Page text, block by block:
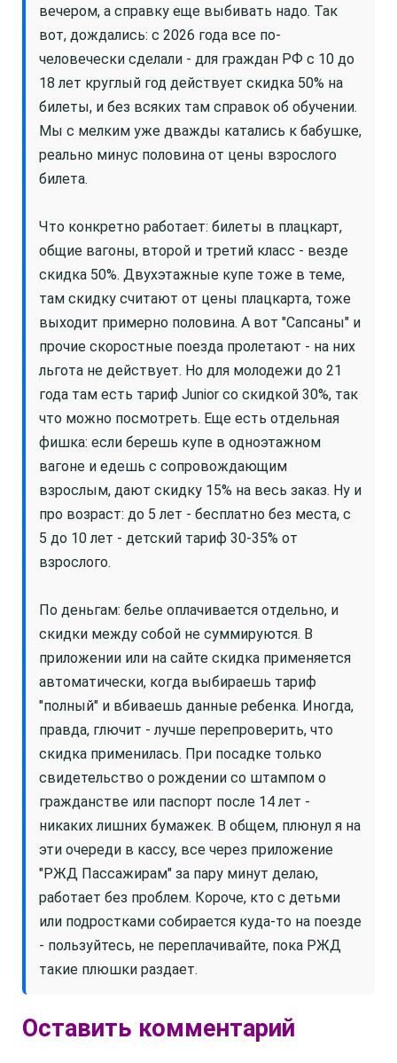
вечером, а справку еще выбивать надо. Так
вот, дождались: с 2026 года все по-
человечески сделали - для граждан РФ с 10 до
18 лет круглый год действует скидка 50% на
билеты, и без всяких там справок об обучении.
Мы с мелким уже дважды катались к бабушке,
реально минус половина от цены взрослого
билета.
Что конкретно работает: билеты в плацкарт,
общие вагоны, второй и третий класс - везде
скидка 50%. Двухэтажные купе тоже в теме,
там скидку считают от цены плацкарта, тоже
выходит примерно половина. А вот "Сапсаны" и
прочие скоростные поезда пролетают - на них
льгота не действует. Но для молодежи до 21
года там есть тариф Junior со скидкой 30%, так
что можно посмотреть. Еще есть отдельная
фишка: если берешь купе в одноэтажном
вагоне и едешь с сопровождающим
взрослым, дают скидку 15% на весь заказ. Ну и
про возраст: до 5 лет - бесплатно без места, с
5 до 10 лет - детский тариф 30-35% от
взрослого.
По деньгам: белье оплачивается отдельно, и
скидки между собой не суммируются. В
приложении или на сайте скидка применяется
автоматически, когда выбираешь тариф
"полный" и вбиваешь данные ребенка. Иногда,
правда, глючит - лучше перепроверить, что
скидка применилась. При посадке только
свидетельство о рождении со штампом о
гражданстве или паспорт после 14 лет -
никаких лишних бумажек. В общем, плюнул я на
эти очереди в кассу, все через приложение
"РЖД Пассажирам" за пару минут делаю,
работает без проблем. Короче, кто с детьми
или подростками собирается куда-то на поезде
- пользуйтесь, не переплачивайте, пока РЖД
такие плюшки раздает.
Оставить комментарий